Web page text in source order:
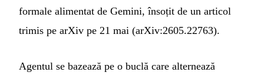
formale alimentat de Gemini, însoțit de un articol
trimis pe arXiv pe 21 mai (arXiv:2605.22763).
Agentul se bazează pe o buclă care alternează